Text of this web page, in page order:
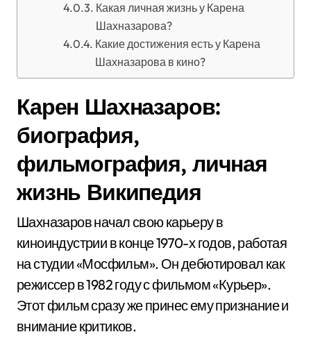
Какая личная жизнь у Карена
Шахназарова?
Какие достижения есть у Карена
Шахназарова в кино?
Карен Шахназаров:
биография,
фильмография, личная
жизнь Википедия
Шахназаров начал свою карьеру в
киноиндустрии в конце 1970-х годов, работая
на студии «Мосфильм». Он дебютировал как
режиссер в 1982 году с фильмом «Курьер».
Этот фильм сразу же принес ему признание и
внимание критиков.